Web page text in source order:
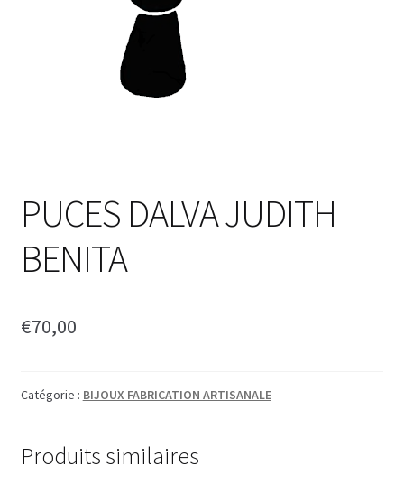
PUCES DALVA JUDITH
BENITA
€70,00
Catégorie : BIJOUX FABRICATION ARTISANALE
Produits similaires